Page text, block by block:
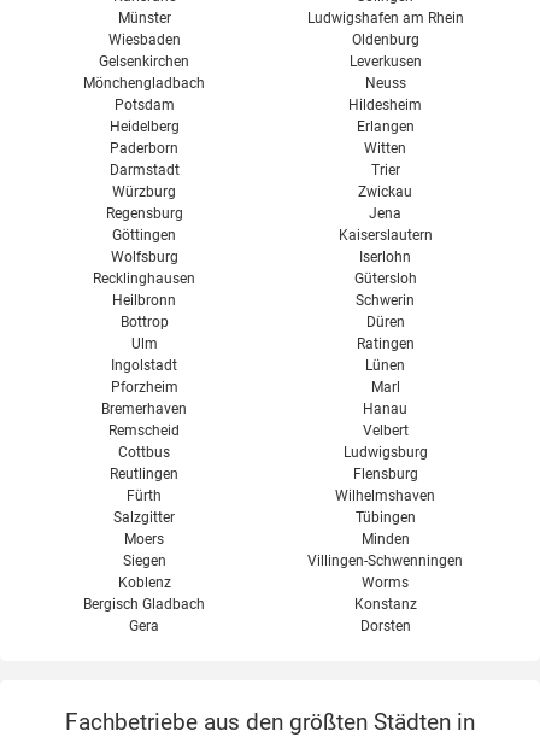
Münster
Wiesbaden
Gelsenkirchen
Mönchengladbach
Ludwigshafen am Rhein
Oldenburg
Leverkusen
Neuss
Potsdam
Heidelberg
Paderborn
Darmstadt
Würzburg
Regensburg
Göttingen
Wolfsburg
Recklinghausen
Heilbronn
Bottrop
Ulm
Ingolstadt
Pforzheim
Bremerhaven
Remscheid
Cottbus
Reutlingen
Fürth
Salzgitter
Moers
Siegen
Koblenz
Bergisch Gladbach
Gera
Hildesheim
Erlangen
Witten
Trier
Zwickau
Jena
Kaiserslautern
Iserlohn
Gütersloh
Schwerin
Düren
Ratingen
Lünen
Marl
Hanau
Velbert
Ludwigsburg
Flensburg
Wilhelmshaven
Tübingen
Minden
Villingen-Schwenningen
Worms
Konstanz
Dorsten
Fachbetriebe aus den größten Städten in